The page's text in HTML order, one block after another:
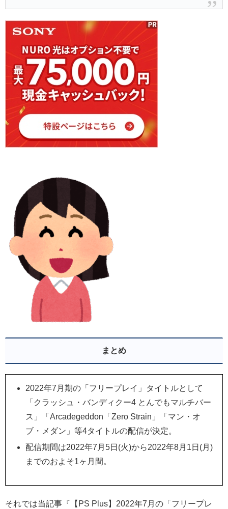
まとめ
2022年7月期の「フリープレイ」タイトルとして
「クラッシュ・バンディクー4 とんでもマルチバー
ス」「Arcadegeddon「Zero Strain」「マン・オ
ブ・メダン」等4タイトルの配信が決定。
配信期間は2022年7月5日(火)から2022年8月1日(月)
までのおよそ1ヶ月間。
それでは当記事『【PS Plus】2022年7月の「フリープレ